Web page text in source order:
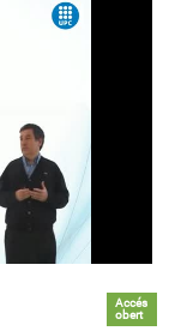
Accés
obert